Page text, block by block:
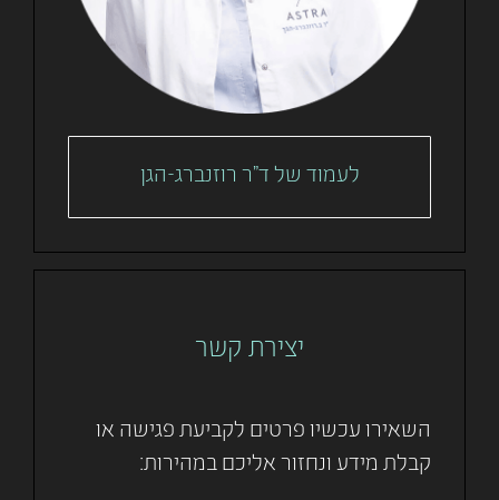
לעמוד של ד"ר רוזנברג-הגן
יצירת קשר
השאירו עכשיו פרטים לקביעת פגישה או
קבלת מידע ונחזור אליכם במהירות: